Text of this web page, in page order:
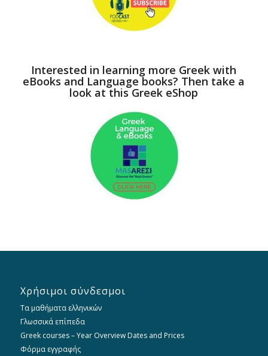
Interested in learning more Greek with
eBooks and Language books? Then take a
look at this Greek eShop
Χρήσιμοι σύνδεσμοι
Τα μαθήματα ελληνικών
Γλωσσικά επίπεδα
Greek courses – Year Overview Dates and Prices
Φόρμα εγγραφής